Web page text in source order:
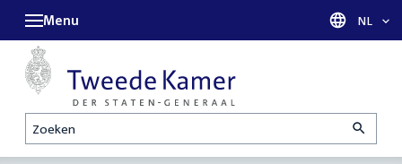
Zoeken
Menu Taal
NL